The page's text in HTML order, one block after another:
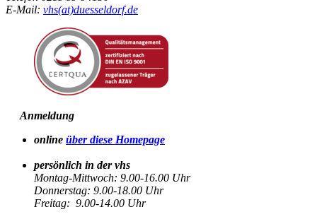
E-Mail: vhs(at)duesseldorf.de
Anmeldung
online über diese Homepage
persönlich in der vhs
Montag-Mittwoch: 9.00-16.00 Uhr
Donnerstag: 9.00-18.00 Uhr
Freitag: 9.00-14.00 Uhr